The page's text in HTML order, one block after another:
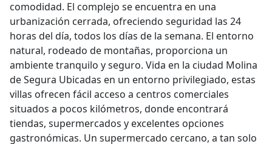
comodidad. El complejo se encuentra en una
urbanización cerrada, ofreciendo seguridad las 24
horas del día, todos los días de la semana. El entorno
natural, rodeado de montañas, proporciona un
ambiente tranquilo y seguro. Vida en la ciudad Molina
de Segura Ubicadas en un entorno privilegiado, estas
villas ofrecen fácil acceso a centros comerciales
situados a pocos kilómetros, donde encontrará
tiendas, supermercados y excelentes opciones
gastronómicas. Un supermercado cercano, a tan solo